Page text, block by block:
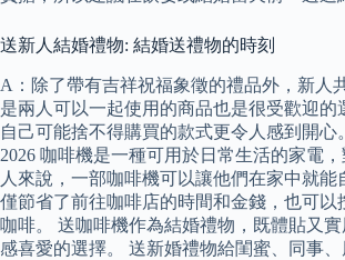
送新人結婚禮物: 結婚送禮物的時刻
A：除了帶有吉祥祝福象徵的禮品外，新人
是兩人可以一起使用的商品也是很受歡迎的
自己可能捨不得購買的款式更令人感到開心
2026 咖啡機是一種可用於日常生活的家電
人來說，一部咖啡機可以讓他們在家中就能
僅節省了前往咖啡店的時間和金錢，也可以
咖啡。 送咖啡機作為結婚禮物，既體貼又
感喜愛的選擇。 送新婚禮物給閨蜜、同事